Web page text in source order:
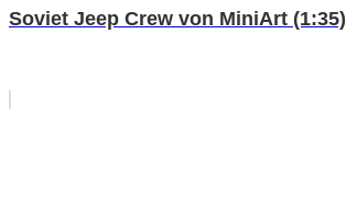
Soviet Jeep Crew von MiniArt (1:35)